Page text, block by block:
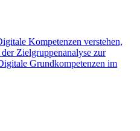
Kompetenzen verstehen,
Zielgruppenanalyse zur
Grundkompetenzen im